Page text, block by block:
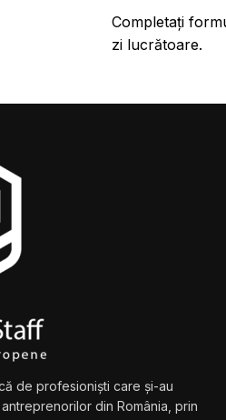
Completați
zi lucrătoare.
de profesioniști care și-au
din România, prin